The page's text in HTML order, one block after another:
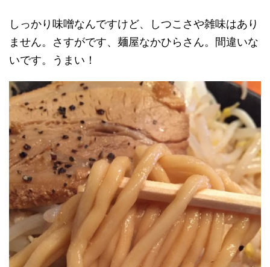
しっかり味噌なんですけど、しつこさや雑味はあり
ません。さすがです、麺屋なかひらさん。間違いな
いです。うまい！